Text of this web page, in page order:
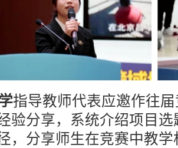
指导教师代表应邀作往
验分享，系统介绍项目
，分享师生在竞赛中教